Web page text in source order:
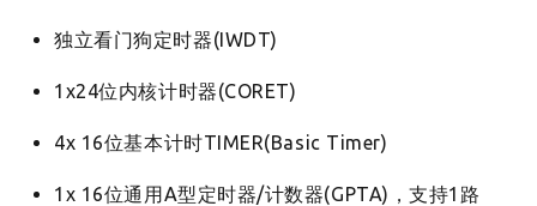
独立看门狗定时器(IWDT)
1x24位内核计时器(CORET)
4x 16位基本计时TIMER(Basic Timer)
1x 16位通用A型定时器/计数器(GPTA)，支持1路